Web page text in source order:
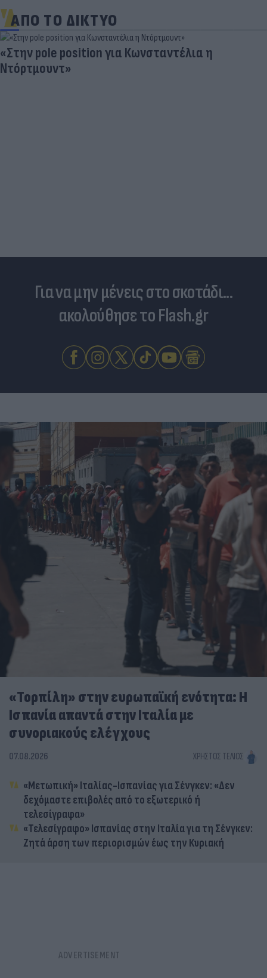
ΑΠΟ ΤΟ ΔΙΚΤΥΟ
Δέκα εκατομμύρια followers δεν κάνουν λάθος- Η
Για να μην μένεις στο σκοτάδι...
ακολούθησε το Flash.gr
«Τορπίλη» στην ευρωπαϊκή ενότητα: Η
Ισπανία απαντά στην Ιταλία με
συνοριακούς ελέγχους
07.08.2026 ΧΡΉΣΤΟΣ ΤΈΛΙΟΣ
«Μετωπική» Ιταλίας-Ισπανίας για Σένγκεν: «Δεν
δεχόμαστε επιβολές από το εξωτερικό ή
τελεσίγραφα»
«Τελεσίγραφο» Ισπανίας στην Ιταλία για τη Σένγκεν:
Ζητά άρση των περιορισμών έως την Κυριακή